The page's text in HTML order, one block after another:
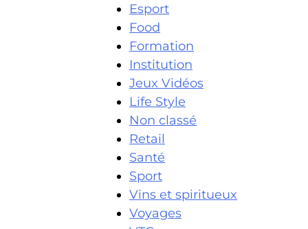
Esport
Food
Formation
Institution
Jeux Vidéos
Life Style
Non classé
Retail
Santé
Sport
Vins et spiritueux
Voyages